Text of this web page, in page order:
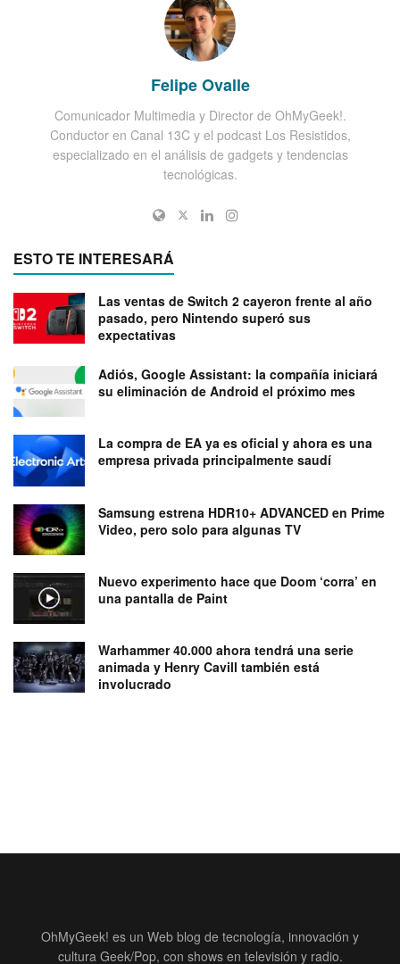
Felipe Ovalle
Comunicador Multimedia y Director de OhMyGeek!.
Conductor en Canal 13C y el podcast Los Resistidos,
especializado en el análisis de gadgets y tendencias
tecnológicas.
ESTO TE INTERESARÁ
Las ventas de Switch 2 cayeron frente al año
pasado, pero Nintendo superó sus
expectativas
Adiós, Google Assistant: la compañía iniciará
su eliminación de Android el próximo mes
La compra de EA ya es oficial y ahora es una
empresa privada principalmente saudí
Samsung estrena HDR10+ ADVANCED en Prime
Video, pero solo para algunas TV
Nuevo experimento hace que Doom ‘corra’ en
una pantalla de Paint
Warhammer 40.000 ahora tendrá una serie
animada y Henry Cavill también está
involucrado
OhMyGeek! es un Web blog de tecnología, innovación y
cultura Geek/Pop, con shows en televisión y radio.